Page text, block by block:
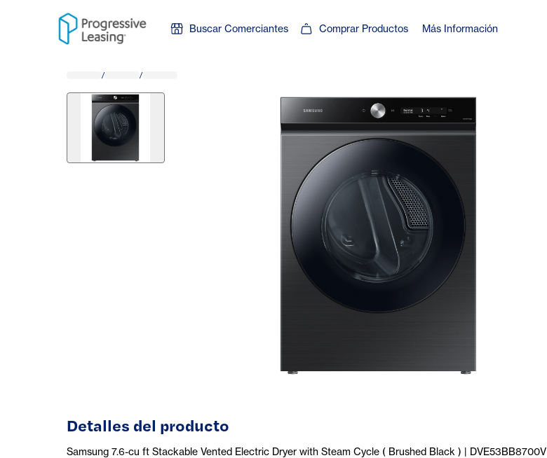
Skip to content
Buscar Comerciantes Comprar Productos Más Información
/ /
Detalles del producto
Samsung 7.6-cu ft Stackable Vented Electric Dryer with Steam Cycle ( Brushed Black ) | DVE53BB8700V